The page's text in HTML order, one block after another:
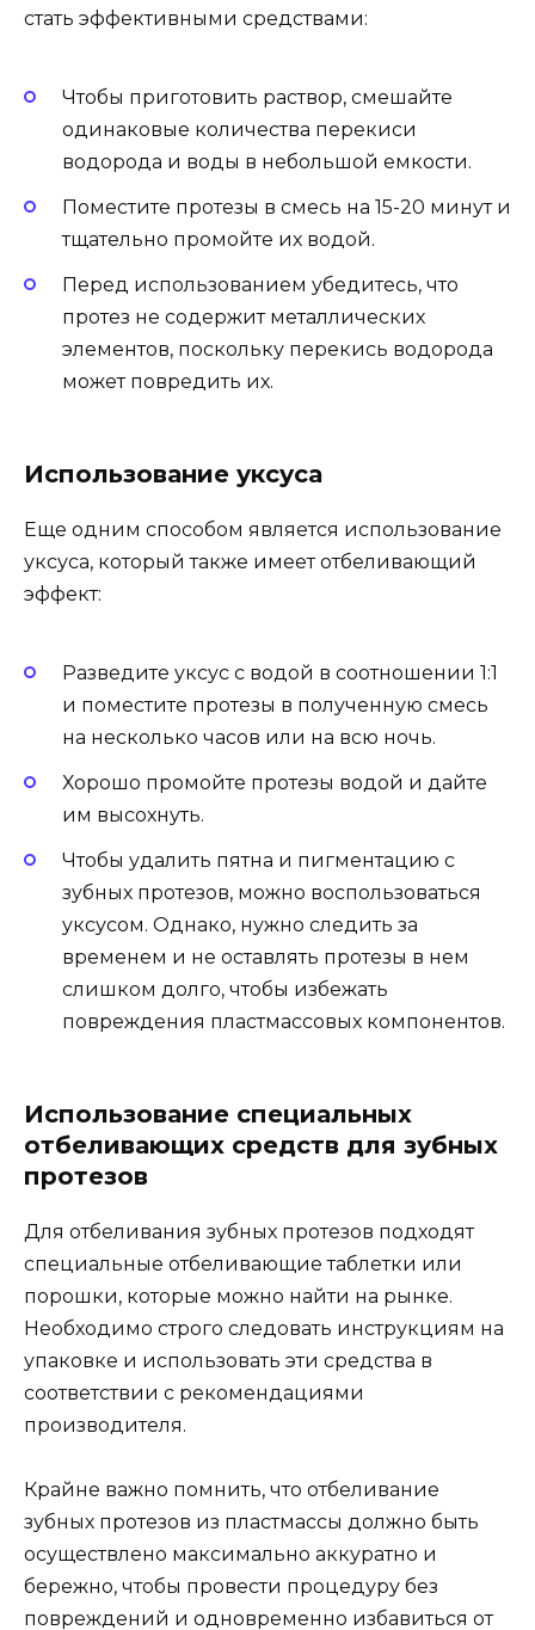
стать эффективными средствами:
Чтобы приготовить раствор, смешайте
одинаковые количества перекиси
водорода и воды в небольшой емкости.
Поместите протезы в смесь на 15-20 минут и
тщательно промойте их водой.
Перед использованием убедитесь, что
протез не содержит металлических
элементов, поскольку перекись водорода
может повредить их.
Использование уксуса
Еще одним способом является использование
уксуса, который также имеет отбеливающий
эффект:
Разведите уксус с водой в соотношении 1:1
и поместите протезы в полученную смесь
на несколько часов или на всю ночь.
Хорошо промойте протезы водой и дайте
им высохнуть.
Чтобы удалить пятна и пигментацию с
зубных протезов, можно воспользоваться
уксусом. Однако, нужно следить за
временем и не оставлять протезы в нем
слишком долго, чтобы избежать
повреждения пластмассовых компонентов.
Использование специальных
отбеливающих средств для зубных
протезов
Для отбеливания зубных протезов подходят
специальные отбеливающие таблетки или
порошки, которые можно найти на рынке.
Необходимо строго следовать инструкциям на
упаковке и использовать эти средства в
соответствии с рекомендациями
производителя.
Крайне важно помнить, что отбеливание
зубных протезов из пластмассы должно быть
осуществлено максимально аккуратно и
бережно, чтобы провести процедуру без
повреждений и одновременно избавиться от